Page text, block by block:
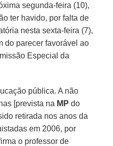
segunda-feira (10),
ter havido, por falta de
nesta sexta-feira (7),
do parecer favorável ao
Especial da
pública. A não
[prevista na MP do
retirada nos anos da
em 2006, por
o professor de